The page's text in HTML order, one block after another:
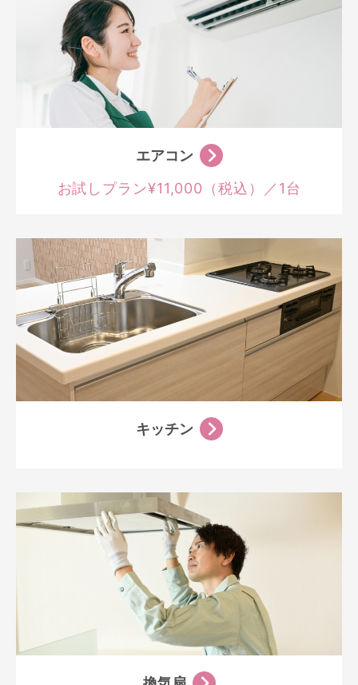
エアコン
お試しプラン¥11,000（税込）／1台
キッチン